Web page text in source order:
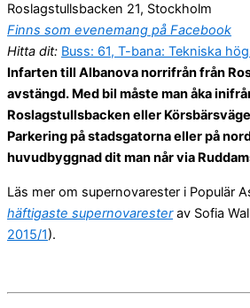
Roslagstullsbacken 21, Stockholm
Finns som evenemang på Facebook
Hitta dit: Buss: 61, T-bana: Tekniska
Infarten till Albanova norrifrån från
avstängd. Med bil måste man åka
Roslagstullsbacken eller
Parkering på stadsgatorna eller på
huvudbyggnad dit man når via
Läs mer om supernovarester i Populär
häftigaste supernovaresterav Sofia
2015/1).